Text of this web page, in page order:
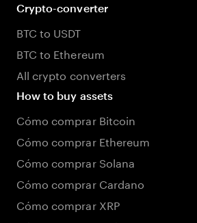
Crypto-converter
BTC to USDT
BTC to Ethereum
All crypto converters
How to buy assets
Cómo comprar Bitcoin
Cómo comprar Ethereum
Cómo comprar Solana
Cómo comprar Cardano
Cómo comprar XRP